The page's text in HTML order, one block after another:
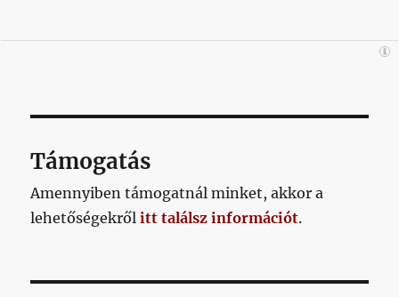
Támogatás
Amennyiben támogatnál minket, akkor a
lehetőségekrőlitt találsz információt.